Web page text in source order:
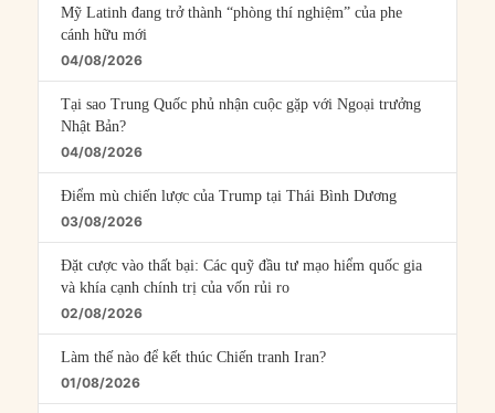
Mỹ Latinh đang trở thành “phòng thí nghiệm” của phe
cánh hữu mới
04/08/2026
Tại sao Trung Quốc phủ nhận cuộc gặp với Ngoại trưởng
Nhật Bản?
04/08/2026
Điểm mù chiến lược của Trump tại Thái Bình Dương
03/08/2026
Đặt cược vào thất bại: Các quỹ đầu tư mạo hiểm quốc gia
và khía cạnh chính trị của vốn rủi ro
02/08/2026
Làm thế nào để kết thúc Chiến tranh Iran?
01/08/2026